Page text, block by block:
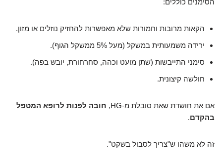
הסימנים כוללים:
הקאות מרובות וחמורות שלא מאפשרות להחזיק נוזלים או מזון.
ירידה משמעותית במשקל (מעל 5% ממשקל הגוף).
סימני התייבשות (שתן מועט וכהה, סחרחורת, יובש בפה).
חולשה קיצונית.
אם את חושדת שאת סובלת מ-HG,
חובה לפנות לרופא המטפל
בהקדם.
זה לא משהו ש"צריך לסבול בשקט".